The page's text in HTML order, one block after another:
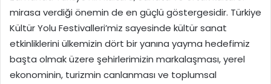
mirasa verdiği önemin de en güçlü göstergesidir. Türkiye
Kültür Yolu Festivalleri’miz sayesinde kültür sanat
etkinliklerini ülkemizin dört bir yanına yayma hedefimiz
başta olmak üzere şehirlerimizin markalaşması, yerel
ekonominin, turizmin canlanması ve toplumsal